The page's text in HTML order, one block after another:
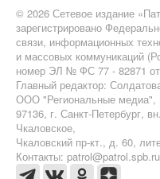
© 2026 Сетевое издание
зарегистрировано
связи, информационных
и массовых коммуникаций
номер ЭЛ № ФС 77 - 82871 от
Главный редактор:
ООО "Региональные медиа",
97136, г. Санкт-Петербург,
Чкаловское,
Чкаловский пр-кт., д. 60,
Контакты: